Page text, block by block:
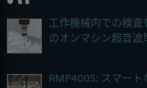
工作機械内での検
のオンマシン超音波
RMP400S: スマー